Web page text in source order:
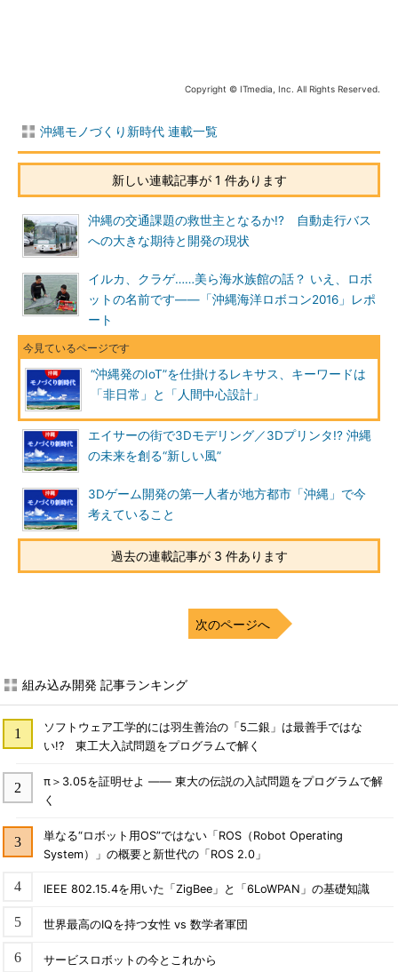
Copyright © ITmedia, Inc. All Rights Reserved.
沖縄モノづくり新時代 連載一覧
新しい連載記事が 1 件あります
沖縄の交通課題の救世主となるか!? 自動走行バス
への大きな期待と開発の現状
イルカ、クラゲ……美ら海水族館の話？ いえ、ロボ
ットの名前です――「沖縄海洋ロボコン2016」レポ
ート
“沖縄発のIoT”を仕掛けるレキサス、キーワードは
「非日常」と「人間中心設計」
エイサーの街で3Dモデリング／3Dプリンタ!? 沖縄
の未来を創る“新しい風”
3Dゲーム開発の第一人者が地方都市「沖縄」で今
考えていること
過去の連載記事が 3 件あります
次のページへ
組み込み開発 記事ランキング
ソフトウェア工学的には羽生善治の「5二銀」は最善手ではな
い!? 東工大入試問題をプログラムで解く
π＞3.05を証明せよ ―― 東大の伝説の入試問題をプログラムで解
く
単なる“ロボット用OS”ではない「ROS（Robot Operating
System）」の概要と新世代の「ROS 2.0」
IEEE 802.15.4を用いた「ZigBee」と「6LoWPAN」の基礎知識
世界最高のIQを持つ女性 vs 数学者軍団
サービスロボットの今とこれから